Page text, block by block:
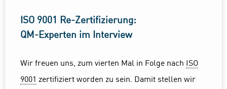
ISO 9001 Re-Zertifizierung:
QM-Experten im Interview
Wir freuen uns, zum vierten Mal in Folge nach
ISO
9001 zertifiziert worden zu sein. Damit stellen wir